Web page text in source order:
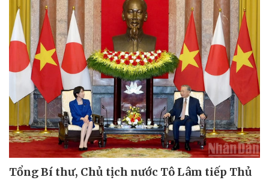
Tổng Bí thư, Chủ tịch nước Tô Lâm tiếp Thủ